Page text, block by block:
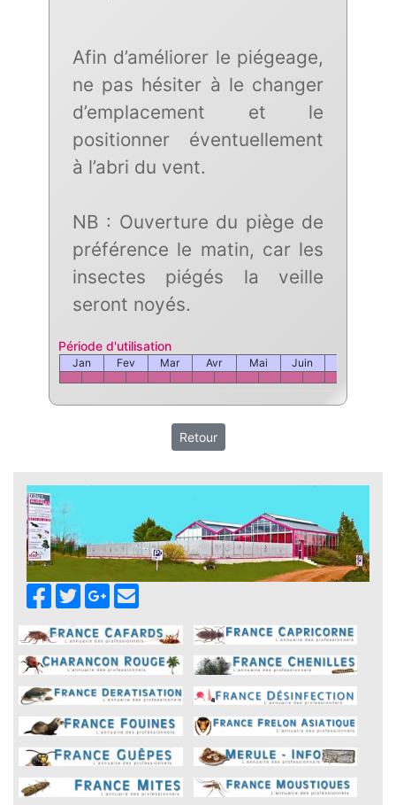
Afin d’améliorer le piégeage,
ne pas hésiter à le changer
d’emplacement et le
positionner éventuellement
à l’abri du vent.
NB : Ouverture du piège de
préférence le matin, car les
insectes piégés la veille
seront noyés.
Période d'utilisation
Jan Fev Mar Avr Mai Juin
Retour